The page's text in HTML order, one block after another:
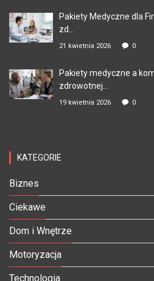
Pakiety Medyczne dla
zd...
21 kwietnia 2026 0
Pakiety medyczne a
zdrowotnej...
19 kwietnia 2026 0
KATEGORIE
Biznes
Ciekawe
Dom i Wnętrze
Motoryzacja
Technologia